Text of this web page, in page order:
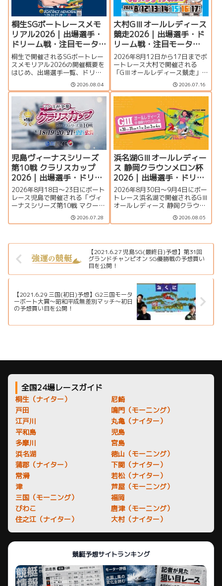
桐生SGボートレースメモ
リアル2026｜出場選手・
ドリーム戦・注目モータ
ー・イベント情報まとめ
桐生で開催されるSGボートレー
スメモリアル2026の開催概要を
はじめ、出場選手一覧、ドリー
ム戦、注目モーター、水面特
徴、イベント情報を詳しく紹
介。峰竜太、毒島誠、定松勇樹
らトップレーサーが集結する真
夏のSGの見どころを徹底解説し
ます。
2026.08.04
大村GⅢオールレディース
競走2026｜出場選手・ド
リーム戦・注目モータ
ー・イベント情報まとめ
2026年8月12日から17日までボ
ートレース大村で開催される
「GⅢオールレディース競走」の
特集ページです。シリーズ展
望、出場選手一覧、発祥地ドリ
ーム、注目モーター、大村水面
の攻略ポイント、イベント情報
まで詳しく紹介します。
2026.07.16
児島ヴィーナスシリーズ
第10戦 クラリスカップ
2026｜出場選手・ドリー
ム戦・注目モーター・イ
ベント情報まとめ
2026年8月18日～23日にボート
レース児島で開催される「ヴィ
ーナスシリーズ第10戦 マクール
杯争奪第16回クラリスカップ」
の特集ページです。出場選手一
報まで詳しく紹介します。
2026.07.28
浜名湖GⅢオールレディー
ス 静岡クラウンメロン杯
2026｜出場選手・ドリー
ム戦・注目モーター・イ
ベント情報まとめ
2026年8月30日～9月4日にボー
トレース浜名湖で開催されるGⅢ
オールレディース 静岡クラウン
メロン杯の特集ページです。出
場選手一覧、シリーズ展望、ド
を詳しく紹介します。
2026.08.05
【2021.6.27 児島SG(最終日)予想】第31回
グランドチャンピオン SG優勝戦の予想買い
目を公開！
【2021.6.29 三国(初日)予想】G2三国モータ
ーボート大賞～昭和平成無差別マッチ～初日
の予想買い目を公開！
全国24場レースガイド
桐生（ナイター）
戸田
江戸川
平和島
多摩川
浜名湖
蒲郡（ナイター）
常滑
津
三国（モーニング）
びわこ
住之江（ナイター）
尼崎
鳴門（モーニング）
丸亀（ナイター）
児島
宮島
徳山（モーニング）
下関（ナイター）
若松（ナイター）
芦屋（モーニング）
福岡
唐津（モーニング）
大村（ナイター）
競艇予想サイトランキング